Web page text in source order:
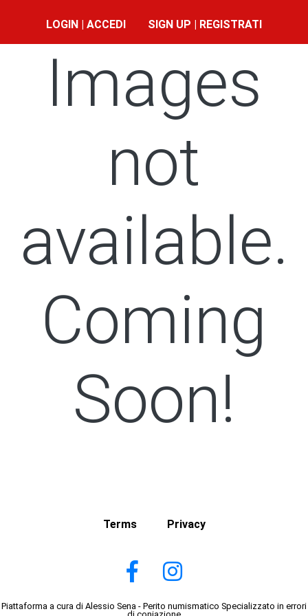
LOGIN | ACCEDI SIGN UP | REGISTRATI
Images
not
available.
Coming
Soon!
Terms Privacy
Piattaforma a cura di Alessio Sena - Perito numismatico Specializzato in errori